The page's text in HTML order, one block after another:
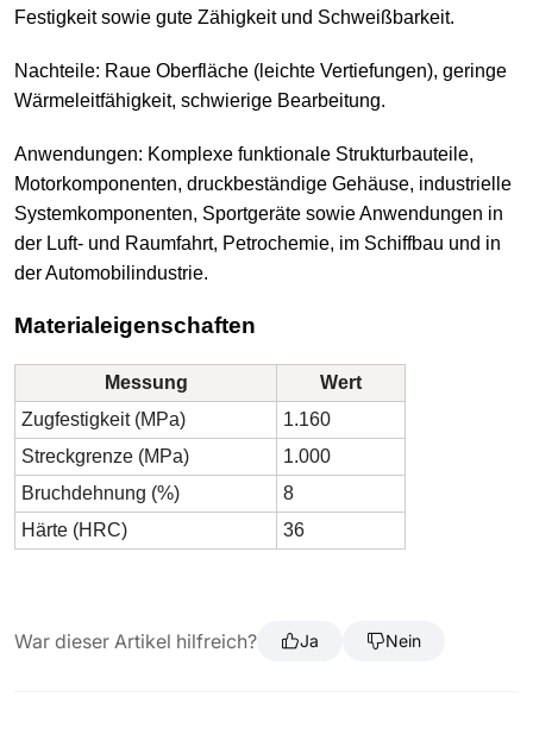
Festigkeit sowie gute Zähigkeit und Schweißbarkeit.
Nachteile: Raue Oberfläche (leichte Vertiefungen), geringe
Wärmeleitfähigkeit, schwierige Bearbeitung.
Anwendungen: Komplexe funktionale Strukturbauteile,
Motorkomponenten, druckbeständige Gehäuse, industrielle
Systemkomponenten, Sportgeräte sowie Anwendungen in
der Luft- und Raumfahrt, Petrochemie, im Schiffbau und in
der Automobilindustrie.
Materialeigenschaften
Messung
Wert
Zugfestigkeit (MPa)
1.160
Streckgrenze (MPa)
1.000
Bruchdehnung (%)
8
Härte (HRC)
36
War dieser Artikel hilfreich? Ja Nein